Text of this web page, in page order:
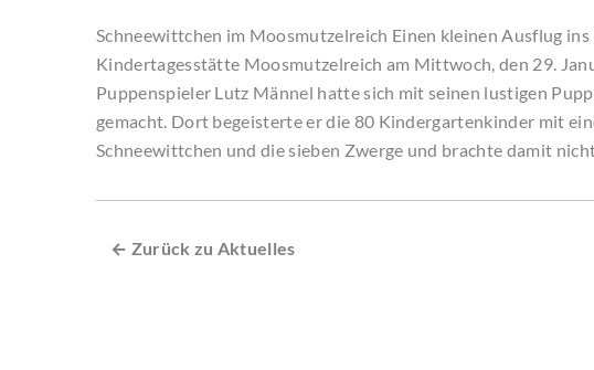
Schneewittchen im Moosmutzelreich Einen kleinen Ausflug
Kindertagesstätte Moosmutzelreich am Mittwoch, den 29.
Puppenspieler Lutz Männel hatte sich mit seinen lustigen
gemacht. Dort begeisterte er die 80 Kindergartenkinder mit
Schneewittchen und die sieben Zwerge und brachte damit
← Zurück zu Aktuelles